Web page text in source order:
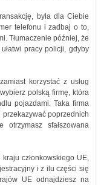
była dla Ciebie
telefonu i zadbaj o to,
Tłumaczenie później, że
pracy policji, gdyby
korzystać z usług
polską firmę, która
pojazdami. Taka firma
przekazywać poprzednich
otrzymasz sfałszowana
członkowskiego UE,
i z ilu części się
UE odnajdziesz na